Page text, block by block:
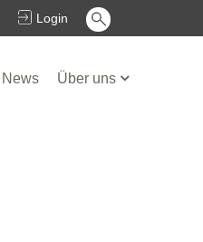
Login
News Über uns